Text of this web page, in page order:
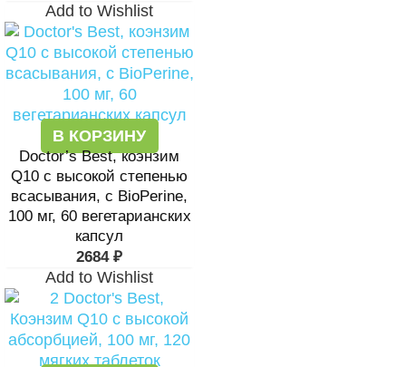
Add to Wishlist
В КОРЗИНУ
Doctor’s Best, коэнзим
Q10 с высокой степенью
всасывания, с BioPerine,
100 мг, 60 вегетарианских
капсул
2684 ₽
Add to Wishlist